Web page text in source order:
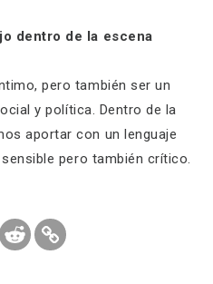
dentro de la escena
pero también ser un
y política. Dentro de la
aportar con un lenguaje
pero también crítico.